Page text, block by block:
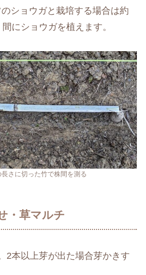
ショウガと栽培する場合は約
にショウガを植えます。
さに切った竹で株間を測る
・草マルチ
2本以上芽が出た場合芽かきす